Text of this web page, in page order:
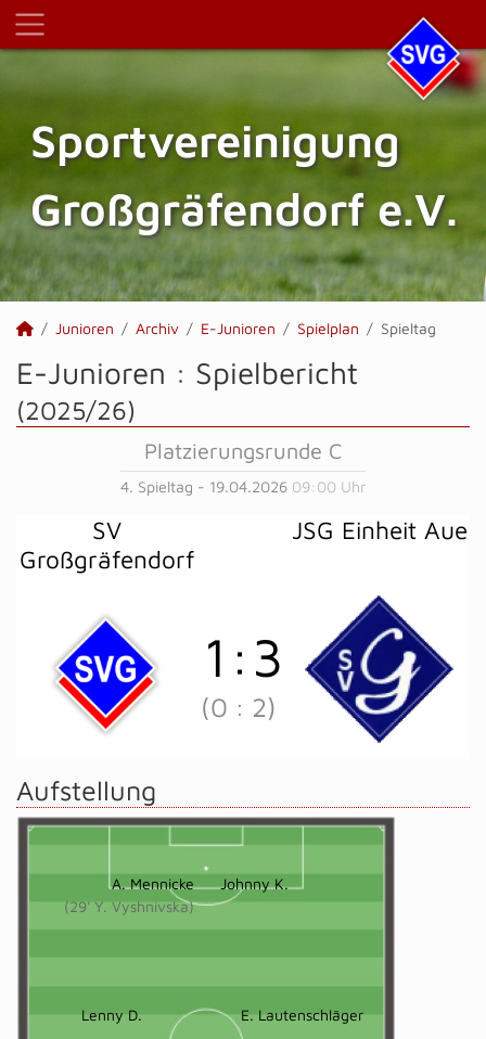
Sportvereinigung
Großgräfendorf e.V.
Junioren Archiv E-Junioren Spielplan Spieltag
E-Junioren : Spielbericht
(2025/26)
Platzierungsrunde C
4. Spieltag - 19.04.2026 09:00 Uhr
SV
Großgräfendorf
JSG Einheit Aue
1 : 3
(0 : 2)
Aufstellung
A. Mennicke
(29' Y. Vyshnivska)
Johnny K.
Lenny D. E. Lautenschläger